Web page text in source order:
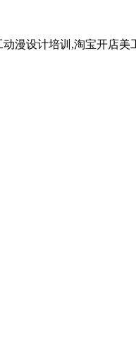
漫设计培训,淘宝开店